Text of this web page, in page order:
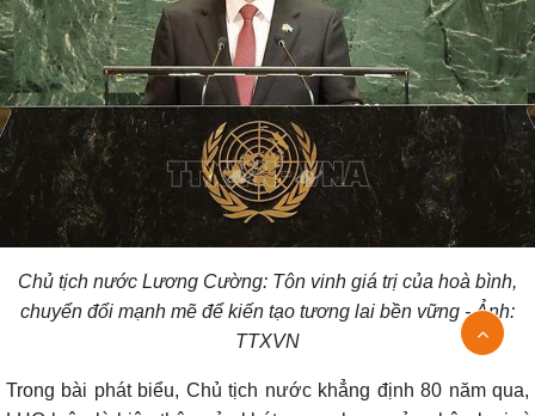
Chủ tịch nước Lương Cường: Tôn vinh giá trị của hoà bình,
chuyển đổi mạnh mẽ để kiến tạo tương lai bền vững - Ảnh:
TTXVN
Trong bài phát biểu, Chủ tịch nước khẳng định 80 năm qua,